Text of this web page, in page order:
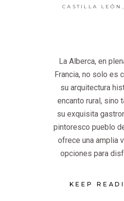
CASTILLA LEÓN
La Alberca, en
Francia, no solo es
su arquitectura
encanto rural, sino
su exquisita
pintoresco pueblo
ofrece una amplia
opciones para
KEEP